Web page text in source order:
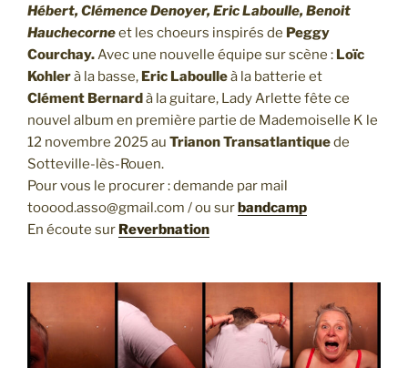
Hébert, Clémence Denoyer, Eric Laboulle, Benoit
Hauchecorneet les choeurs inspirés de Peggy
Courchay.Avec une nouvelle équipe sur scène : Loïc
Kohlerà la basse, Eric Laboulleà la batterie et
Clément Bernardà la guitare, Lady Arlette fête ce
nouvel album en première partie de Mademoiselle K le
12 novembre 2025 au Trianon Transatlantiquede
Sotteville-lès-Rouen.
Pour vous le procurer : demande par mail
tooood.asso@gmail.com / ou surbandcamp
En écoute sur Reverbnation